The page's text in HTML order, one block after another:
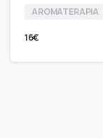
AROMATERAPIA
16€